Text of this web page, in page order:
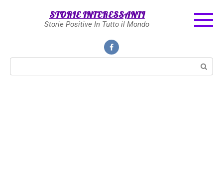
STORIE INTERESSANTI
Storie Positive In Tutto il Mondo